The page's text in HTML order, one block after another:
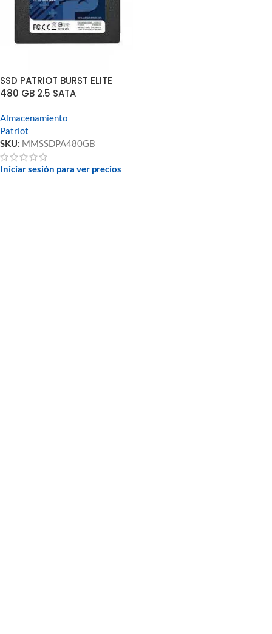
SSD PATRIOT BURST ELITE
480 GB 2.5 SATA
Almacenamiento
Patriot
SKU: MMSSDPA480GB
Iniciar sesión para ver precios